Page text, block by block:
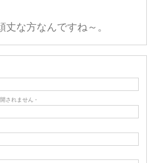
丈な方なんですね～。
されません -